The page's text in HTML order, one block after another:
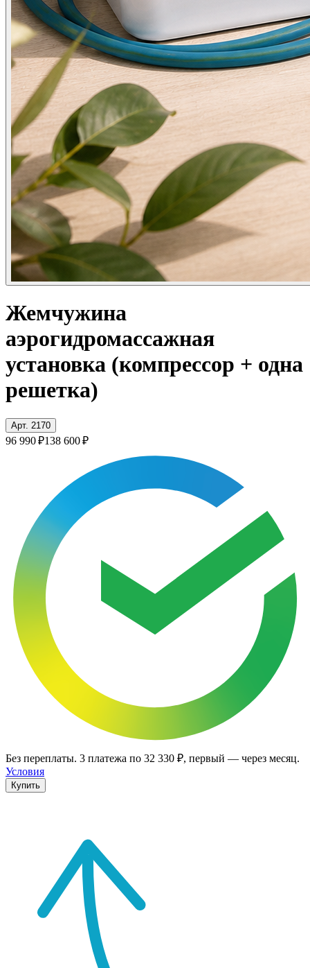
Жемчужина
аэрогидромассажная
установка (компрессор + одна
решетка)
Арт. 2170
96 990 ₽138 600 ₽
Без переплаты. 3 платежа по 32 330 ₽, первый — через месяц.
Условия
Купить